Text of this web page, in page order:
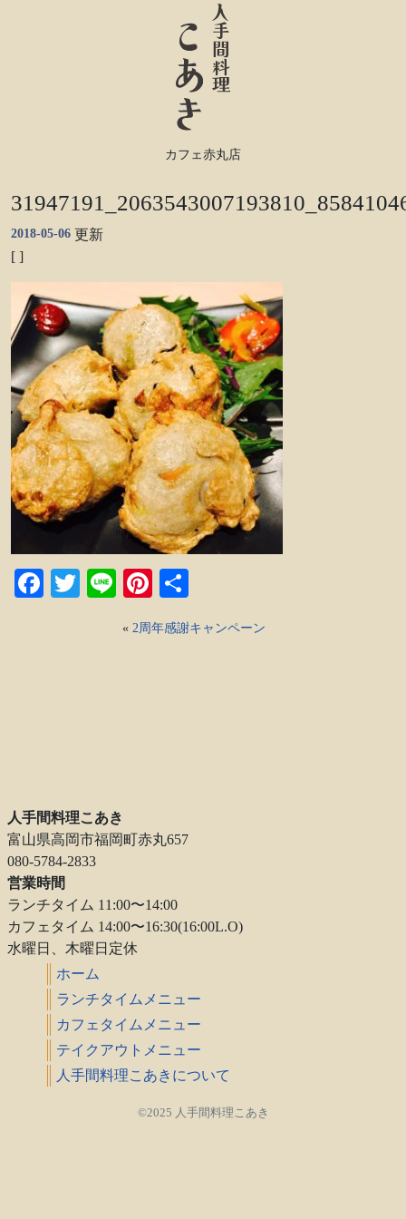
カフェ赤丸店
2018-05-06 更新
[ ]
Facebook
TwitterLinePinterest
« 2周年感謝キャンペーン
人手間料理こあき
富山県高岡市福岡町赤丸657
080-5784-2833
営業時間
ランチタイム 11:00〜14:00
カフェタイム 14:00〜16:30(16:00L.O)
水曜日、木曜日定休
ホーム
ランチタイムメニュー
カフェタイムメニュー
テイクアウトメニュー
人手間料理こあきについて
©2025 人手間料理こあき